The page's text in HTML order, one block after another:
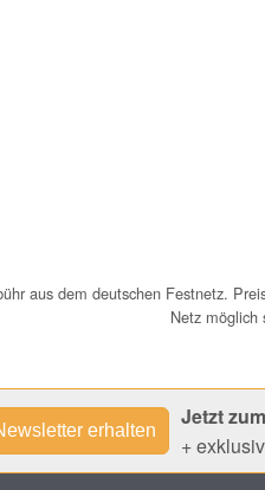
aus dem deutschen Festnetz.
Netz möglich
Jetzt
+